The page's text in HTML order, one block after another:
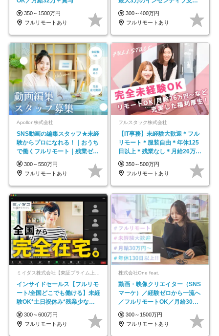
350～1500万円
フルリモートあり
平均年齢33歳
300～400万円
フルリモートあり
Apollon株式会社
SNS動画の編集スタッフ★未経
験からプロになれる！｜おうち
で働くフルリモート｜残業ゼロ
で18時退勤◎
300～550万円
フルリモートあり
フルスタック株式会社
【IT事務】未経験大歓迎＊フル
リモート＊服装自由＊年休125
日以上＊残業なし＊月給26万円
以上
350～500万円
フルリモートあり
ミイダス株式会社【東証プライム上場パーソルグループ】
インサイドセールス【フルリモ
ート/全国どこでも働ける】未経
験OK*土日祝休み*残業少なめ*
在宅勤務手当あり
300～600万円
フルリモートあり
株式会社One feat.
動画・映像クリエイター（SNS
マーケ）／経験ゼロから一流へ
／フルリモートOK／月給30万
円～／年休130日以上
300～1500万円
フルリモートあり